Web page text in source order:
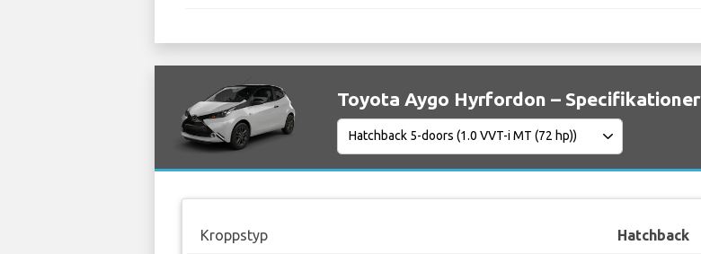
Toyota Aygo Hyrfordon – Specifikationer
Kroppstyp Hatchback